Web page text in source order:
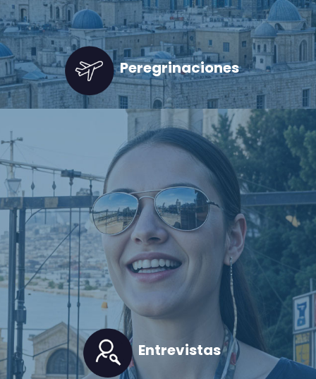
Peregrinaciones
Entrevistas